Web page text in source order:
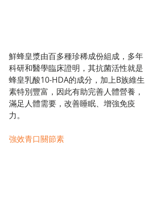
鮮蜂皇漿由百多種珍稀成份組成，多年
科研和醫學臨床證明，其抗菌活性就是
蜂皇乳酸10-HDA的成分，加上B族維生
素特別豐富，因此有助完善人體營養，
滿足人體需要，改善睡眠、增強免疫
力。
強效青口關節素